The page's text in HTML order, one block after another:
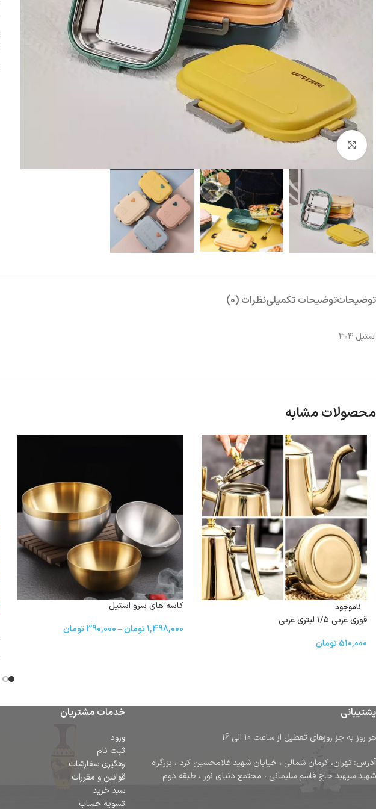
بزرگنمایی تصویر
توضیحاتتوضیحات تکمیلینظرات (0)
استیل ۳۰۴
محصولات مشابه
ناموجود
قوری عربی ۱/۵ لیتری عربی
510,000تومان
کاسه های سرو استیل
1,498,000تومان–
390,000 تومان
پشتیبانی
هر روز به جز روزهای تعطیل از ساعت 10 الی 16
آدرس: تهران، کرمان شمالی ، خیابان شهید غلامحسین کرد ، بزرگراه
شهید سپهبد حاج قاسم سلیمانی ، مجتمع دنیای نور ، طبقه دوم
خدمات مشتریان
ورود
ثبت نام
رهگیری سفارشات
قوانین و مقررات
سبد خرید
تسویه حساب